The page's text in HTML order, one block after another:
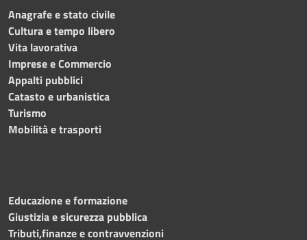
Anagrafe e stato civile
Cultura e tempo libero
Vita lavorativa
Imprese e Commercio
Appalti pubblici
Catasto e urbanistica
Turismo
Mobilità e trasporti
Educazione e formazione
Giustizia e sicurezza pubblica
Tributi,finanze e contravvenzioni